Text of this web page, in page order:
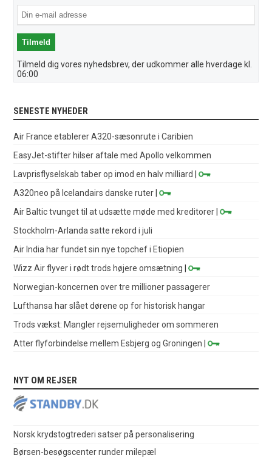
Tilmeld dig vores nyhedsbrev, der udkommer alle hverdage kl.
06:00
SENESTE NYHEDER
Air France etablerer A320-sæsonrute i Caribien
EasyJet-stifter hilser aftale med Apollo velkommen
Lavprisflyselskab taber op imod en halv milliard
|
A320neo på Icelandairs danske ruter |
Air Baltic tvunget til at udsætte møde med kreditorer |
Stockholm-Arlanda satte rekord i juli
Air India har fundet sin nye topchef i Etiopien
Wizz Air flyver i rødt trods højere omsætning |
Norwegian-koncernen over tre millioner passagerer
Lufthansa har slået dørene op for historisk hangar
Trods vækst: Mangler rejsemuligheder om sommeren
Atter flyforbindelse mellem Esbjerg og Groningen |
NYT OM REJSER
Norsk krydstogtrederi satser på personalisering
Børsen-besøgscenter runder milepæl